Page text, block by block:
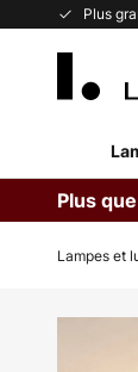
Plus
Allez
Plus que
Lampes et